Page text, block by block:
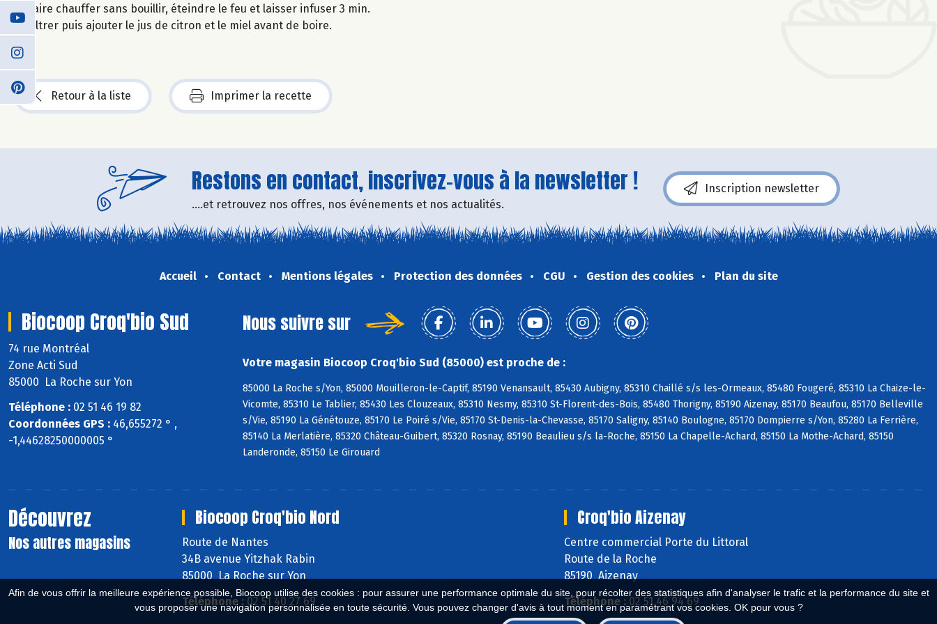
Afin de vous offrir la meilleure expérience possible, Biocoop utilise des cookies : pour assurer une performance optimale du site, pour récolter des statistiques afin d'analyser le trafic et la performance du site et
vous proposer une navigation personnalisée en toute sécurité. Vous pouvez changer d'avis à tout moment en paramétrant vos cookies. OK pour vous ?
Faire chauffer sans bouillir, éteindre le feu et laisser infuser 3 min.
Filtrer puis ajouter le jus de citron et le miel avant de boire.
Retour à la liste Imprimer la recette
Restons en contact, inscrivez-vous à la newsletter !
....et retrouvez nos offres, nos événements et nos actualités.
Inscription newsletter
Accueil Contact Mentions légales Protection des données CGU Gestion des cookies Plan du site
Biocoop Croq'bio Sud
74 rue Montréal
Zone Acti Sud
85000 La Roche sur Yon
Téléphone : 02 51 46 19 82
Coordonnées GPS : 46,655272 ° ,
-1,44628250000005 °
Nous suivre sur
Votre magasin Biocoop Croq'bio Sud (85000) est proche de :
85000 La Roche s/Yon, 85000 Mouilleron-le-Captif, 85190 Venansault, 85430 Aubigny, 85310 Chaillé s/s les-Ormeaux, 85480 Fougeré, 85310 La Chaize-le-
Vicomte, 85310 Le Tablier, 85430 Les Clouzeaux, 85310 Nesmy, 85310 St-Florent-des-Bois, 85480 Thorigny, 85190 Aizenay, 85170 Beaufou, 85170 Belleville
s/Vie, 85190 La Génétouze, 85170 Le Poiré s/Vie, 85170 St-Denis-la-Chevasse, 85170 Saligny, 85140 Boulogne, 85170 Dompierre s/Yon, 85280 La Ferrière,
85140 La Merlatière, 85320 Château-Guibert, 85320 Rosnay, 85190 Beaulieu s/s la-Roche, 85150 La Chapelle-Achard, 85150 La Mothe-Achard, 85150
Landeronde, 85150 Le Girouard
Découvrez
Nos autres magasins
Biocoop Croq'bio Nord
Route de Nantes
34B avenue Yitzhak Rabin
85000 La Roche sur Yon
Téléphone : 02 51 40 27 69
Croq'bio Aizenay
Centre commercial Porte du Littoral
Route de la Roche
85190 Aizenay
Téléphone :02 51 46 94 69